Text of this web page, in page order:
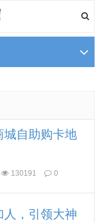
城自助购卡地
130191 0
人，引领大神